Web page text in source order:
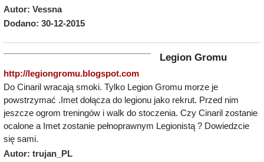
Autor: Vessna
Dodano: 30-12-2015
Legion Gromu
http://legiongromu.blogspot.com
Do Cinaril wracają smoki. Tylko Legion Gromu morze je
powstrzymać .Imet dołącza do legionu jako rekrut. Przed nim
jeszcze ogrom treningów i walk do stoczenia. Czy Cinaril zostanie
ocalone a Imet zostanie pełnoprawnym Legionistą ? Dowiedzcie
się sami.
Autor: trujan_PL